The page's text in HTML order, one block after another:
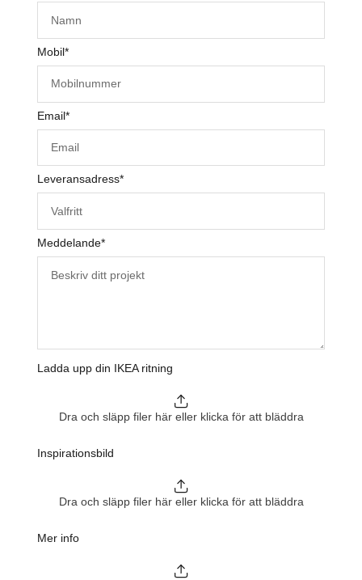
Mobil*
Email*
Leveransadress*
Meddelande*
Ladda upp din IKEA ritning
Dra och släpp filer här eller klicka för att bläddra
Inspirationsbild
Dra och släpp filer här eller klicka för att bläddra
Mer info